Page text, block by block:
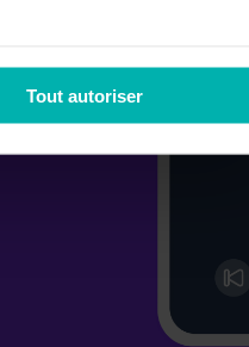
Tout autoriser